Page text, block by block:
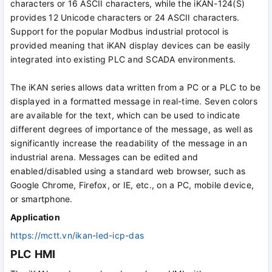
characters or 16 ASCII characters, while the iKAN-124(S)
provides 12 Unicode characters or 24 ASCII characters.
Support for the popular Modbus industrial protocol is
provided meaning that iKAN display devices can be easily
integrated into existing PLC and SCADA environments.
The iKAN series allows data written from a PC or a PLC to be
displayed in a formatted message in real-time. Seven colors
are available for the text, which can be used to indicate
different degrees of importance of the message, as well as
significantly increase the readability of the message in an
industrial arena. Messages can be edited and
enabled/disabled using a standard web browser, such as
Google Chrome, Firefox, or IE, etc., on a PC, mobile device,
or smartphone.
Application
https://mctt.vn/ikan-led-icp-das
PLC HMI